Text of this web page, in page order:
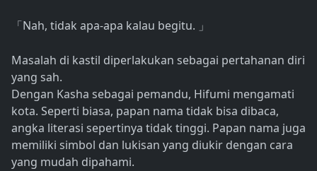
「 Nah, tidak apa-apa kalau begitu. 」
Masalah di kastil diperlakukan sebagai pertahanan diri
yang sah.
Dengan Kasha sebagai pemandu, Hifumi mengamati
kota. Seperti biasa, papan nama tidak bisa dibaca,
angka literasi sepertinya tidak tinggi. Papan nama juga
memiliki simbol dan lukisan yang diukir dengan cara
yang mudah dipahami.